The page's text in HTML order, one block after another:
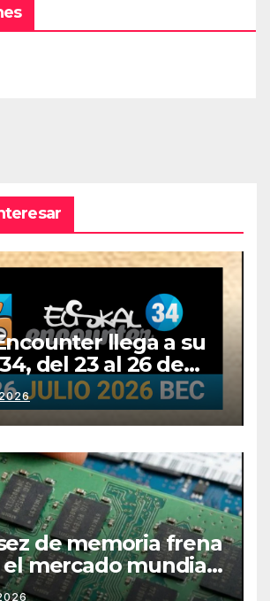
llega a su
del 23 al 26 de
de memoria frena
el mercado mundial